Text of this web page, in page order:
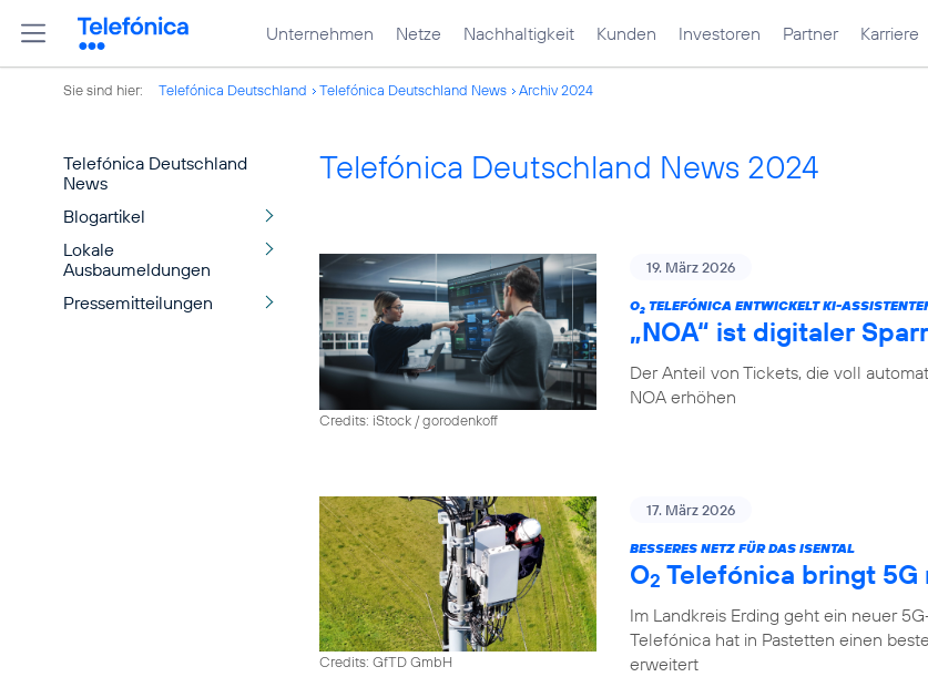
Unternehmen Netze Nachhaltigkeit Kunden Investoren Partner Karriere
Sie sind hier: Telefónica Deutschland Telefónica Deutschland News Archiv 2024
Telefónica Deutschland
News
Blogartikel
Lokale
Ausbaumeldungen
Pressemitteilungen
Telefónica Deutschland News 2024
Credits: iStock / gorodenkoff
19. März 2026
O2 TELEFÓNICA ENTWICKELT KI-
„NOA“ ist digitaler
Der Anteil von Tickets, die voll
NOA erhöhen
Credits: GfTD GmbH
17. März 2026
BESSERES NETZ FÜR DAS ISENTAL
O2 Telefónica bringt
Im Landkreis Erding geht ein neuer
Telefónica hat in Pastetten einen
erweitert